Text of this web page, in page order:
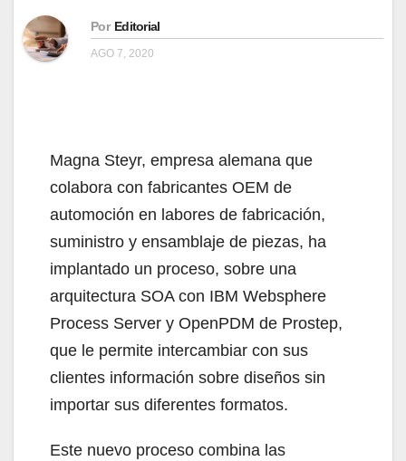
Por Editorial
AGO 7, 2020
Magna Steyr, empresa alemana que
colabora con fabricantes OEM de
automoción en labores de fabricación,
suministro y ensamblaje de piezas, ha
implantado un proceso, sobre una
arquitectura SOA con IBM Websphere
Process Server y OpenPDM de Prostep,
que le permite intercambiar con sus
clientes información sobre diseños sin
importar sus diferentes formatos.
Este nuevo proceso combina las